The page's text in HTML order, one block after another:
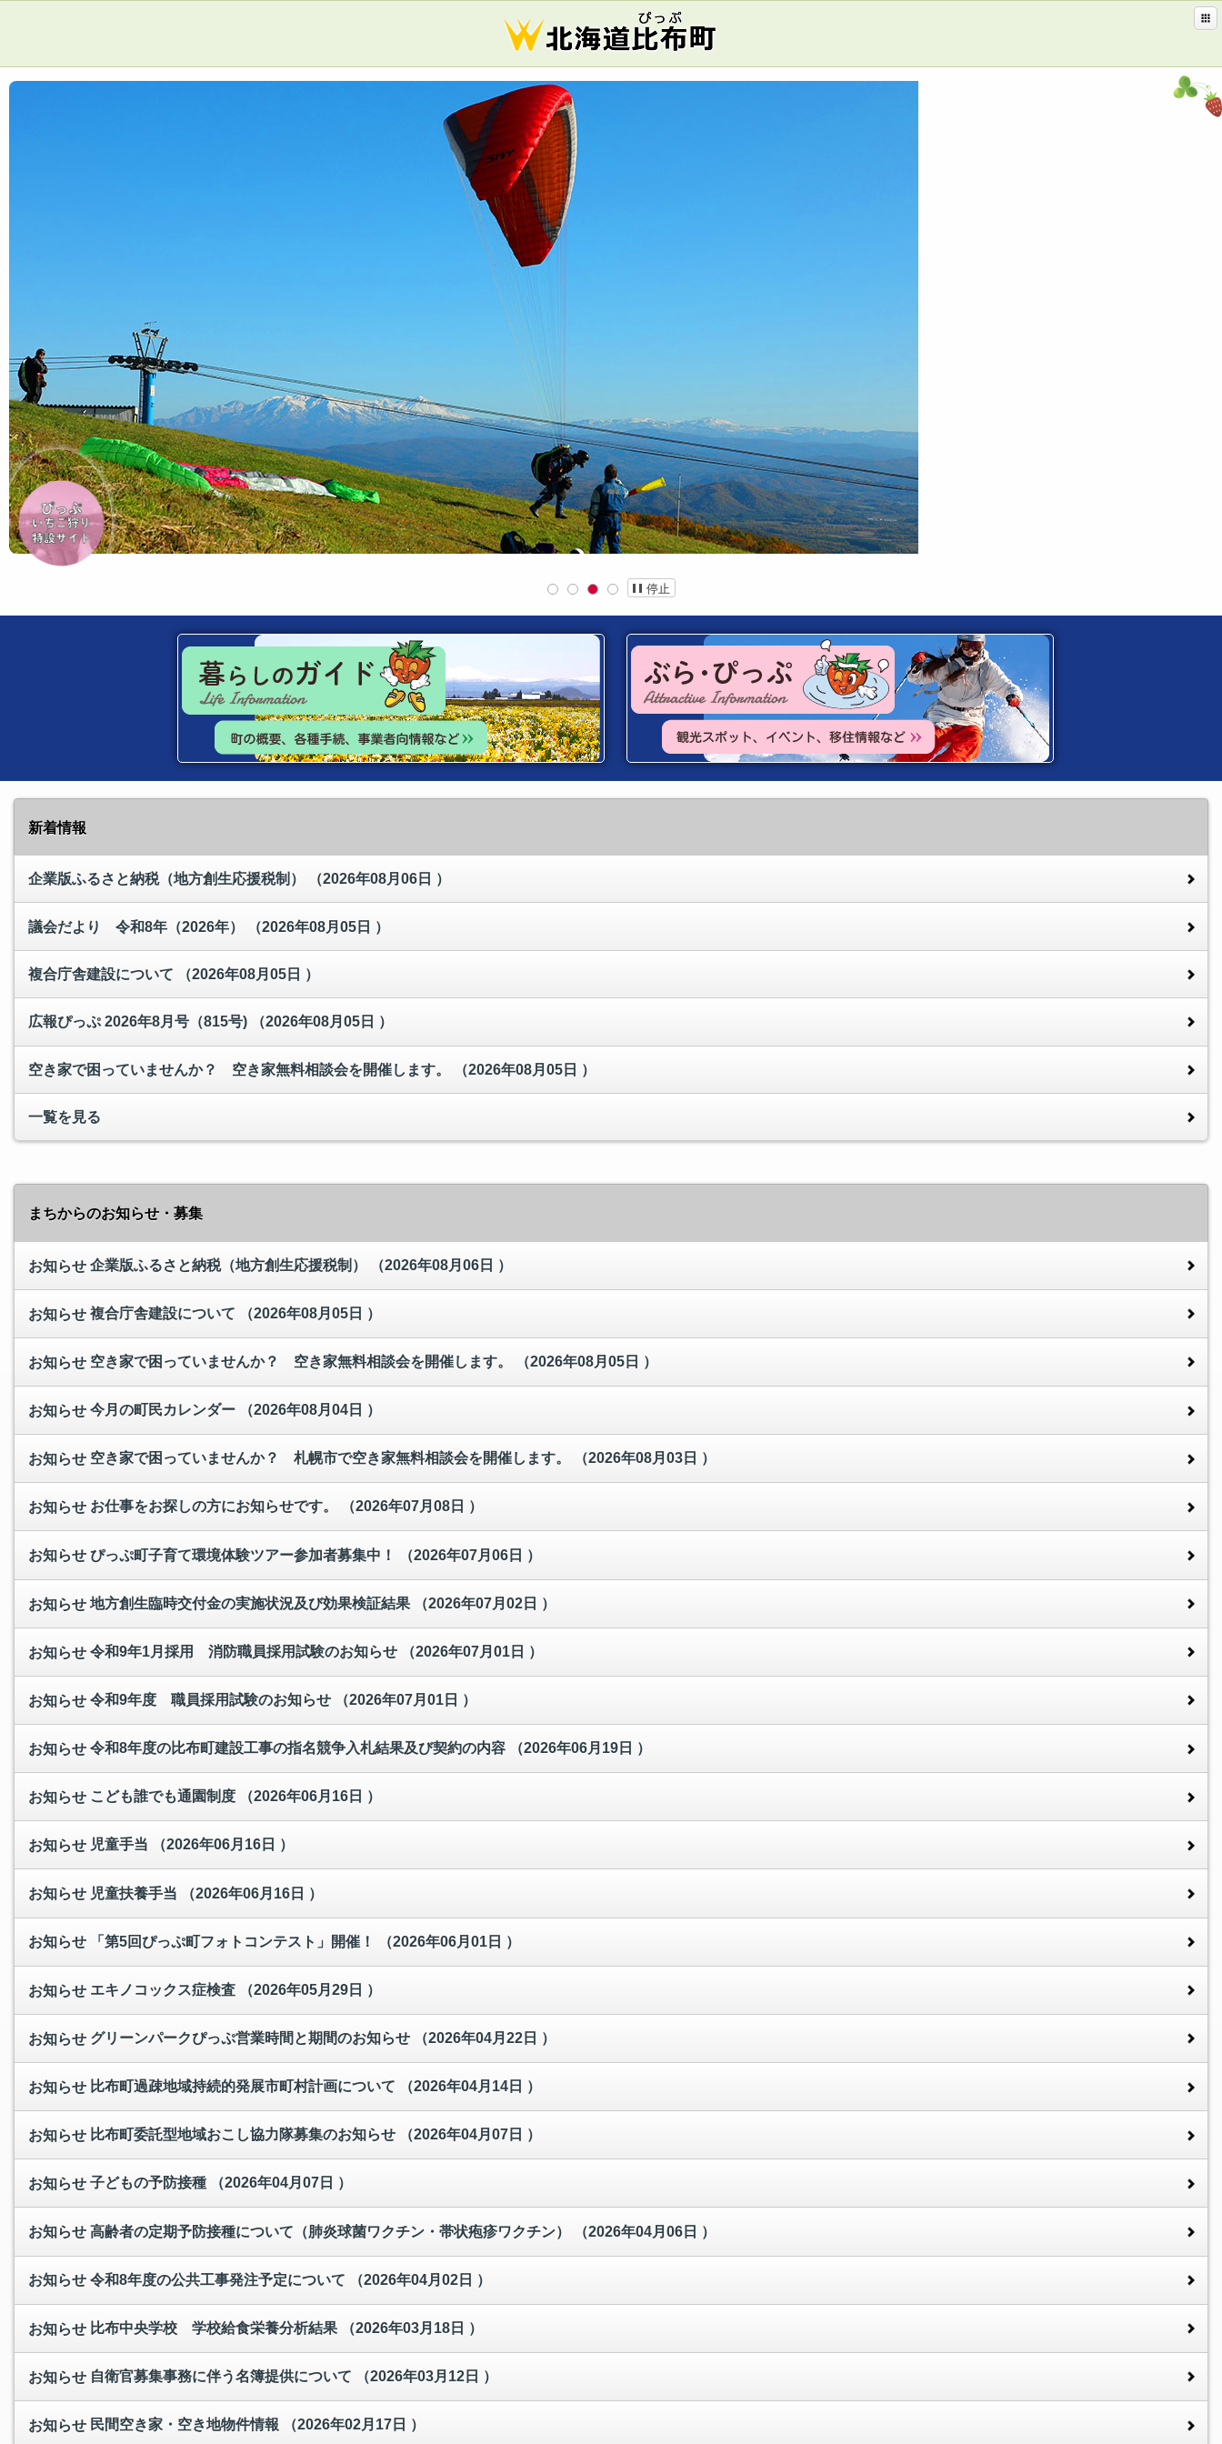
1 2 3 4 停止
新着情報
企業版ふるさと納税（地方創生応援税制） （2026年08月06日 ）
議会だより 令和8年（2026年） （2026年08月05日 ）
複合庁舎建設について （2026年08月05日 ）
広報ぴっぷ 2026年8月号（815号) （2026年08月05日 ）
空き家で困っていませんか？ 空き家無料相談会を開催します。 （2026年08月05日 ）
一覧を見る
まちからのお知らせ・募集
お知らせ 企業版ふるさと納税（地方創生応援税制） （2026年08月06日 ）
お知らせ 複合庁舎建設について （2026年08月05日 ）
お知らせ 空き家で困っていませんか？ 空き家無料相談会を開催します。 （2026年08月05日 ）
お知らせ 今月の町民カレンダー （2026年08月04日 ）
お知らせ 空き家で困っていませんか？ 札幌市で空き家無料相談会を開催します。 （2026年08月03日 ）
お知らせ お仕事をお探しの方にお知らせです。 （2026年07月08日 ）
お知らせ ぴっぷ町子育て環境体験ツアー参加者募集中！ （2026年07月06日 ）
お知らせ 地方創生臨時交付金の実施状況及び効果検証結果 （2026年07月02日 ）
お知らせ 令和9年1月採用 消防職員採用試験のお知らせ （2026年07月01日 ）
お知らせ 令和9年度 職員採用試験のお知らせ （2026年07月01日 ）
お知らせ 令和8年度の比布町建設工事の指名競争入札結果及び契約の内容 （2026年06月19日 ）
お知らせ こども誰でも通園制度 （2026年06月16日 ）
お知らせ 児童手当 （2026年06月16日 ）
お知らせ 児童扶養手当 （2026年06月16日 ）
お知らせ 「第5回ぴっぷ町フォトコンテスト」開催！ （2026年06月01日 ）
お知らせ エキノコックス症検査 （2026年05月29日 ）
お知らせ グリーンパークぴっぷ営業時間と期間のお知らせ （2026年04月22日 ）
お知らせ 比布町過疎地域持続的発展市町村計画について （2026年04月14日 ）
お知らせ 比布町委託型地域おこし協力隊募集のお知らせ （2026年04月07日 ）
お知らせ 子どもの予防接種 （2026年04月07日 ）
お知らせ 高齢者の定期予防接種について（肺炎球菌ワクチン・帯状疱疹ワクチン） （2026年04月06日 ）
お知らせ 令和8年度の公共工事発注予定について （2026年04月02日 ）
お知らせ 比布中央学校 学校給食栄養分析結果 （2026年03月18日 ）
お知らせ 自衛官募集事務に伴う名簿提供について （2026年03月12日 ）
お知らせ 民間空き家・空き地物件情報 （2026年02月17日 ）